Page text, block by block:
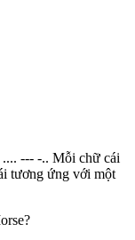
--- -.. Mỗi chữ cái
tương ứng với một